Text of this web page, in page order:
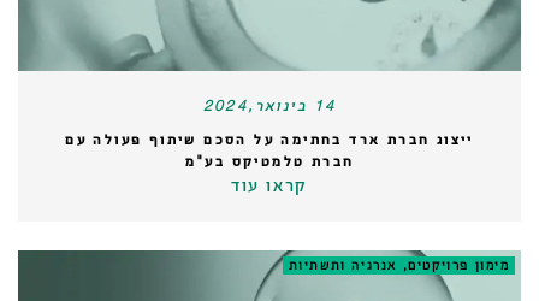
14 בינואר,2024
ייצוג חברת ארד בחתימה על הסכם שיתוף פעולה עם
חברת טלמטיקס בע"מ
קראו עוד
מימון פרויקטים, אנרגיה ותשתיות